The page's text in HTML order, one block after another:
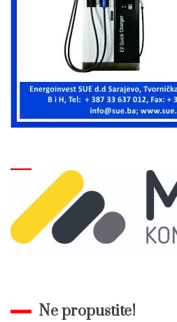
Ne propustite!